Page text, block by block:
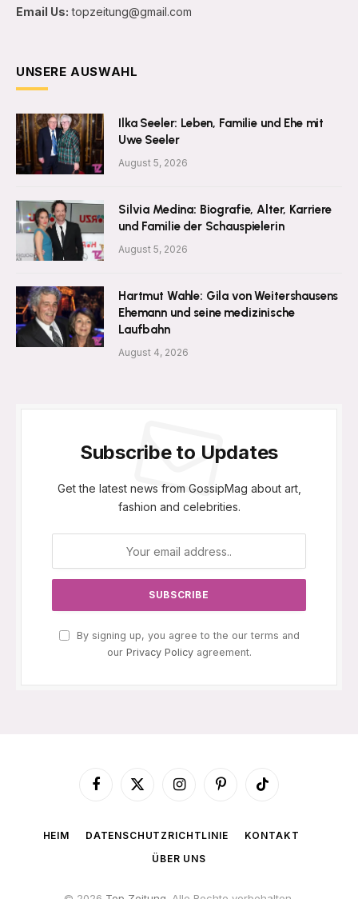
Email Us: topzeitung@gmail.com
UNSERE AUSWAHL
Ilka Seeler: Leben, Familie und Ehe mit
Uwe Seeler
August 5, 2026
Silvia Medina: Biografie, Alter, Karriere
und Familie der Schauspielerin
August 5, 2026
Hartmut Wahle: Gila von Weitershausens
Ehemann und seine medizinische
Laufbahn
August 4, 2026
Subscribe to Updates
Get the latest news from GossipMag about art,
fashion and celebrities.
By signing up, you agree to the our terms and
our Privacy Policyagreement.
Facebook
X
InstagramPinterestTikTok
HEIM DATENSCHUTZRICHTLINIE
KONTAKT
ÜBER UNS